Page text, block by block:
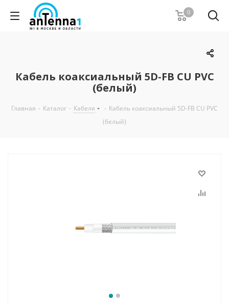
0
Кабель коаксиальный 5D-FB СU PVC
(белый)
Главная - Каталог - Кабеля - Кабель коаксиальный 5D-FB СU PVC
(белый)